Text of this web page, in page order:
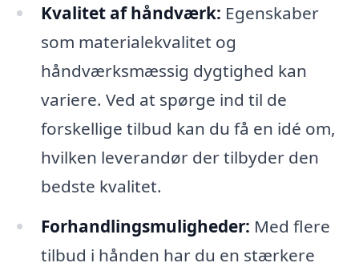
Kvalitet af håndværk: Egenskaber
som materialekvalitet og
håndværksmæssig dygtighed kan
variere. Ved at spørge ind til de
forskellige tilbud kan du få en idé om,
hvilken leverandør der tilbyder den
bedste kvalitet.
Forhandlingsmuligheder: Med flere
tilbud i hånden har du en stærkere